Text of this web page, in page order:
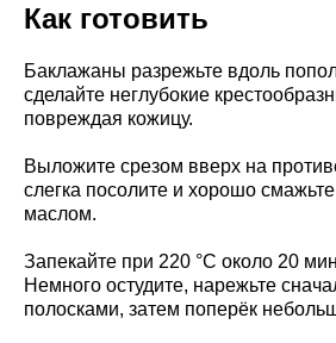
Как готовить
Баклажаны разрежьте вдоль
сделайте неглубокие
повреждая кожицу.
Выложите срезом вверх на
слегка посолите и хорошо
маслом.
Запекайте при 220 °C около 20
Немного остудите, нарежьте
полосками, затем поперёк